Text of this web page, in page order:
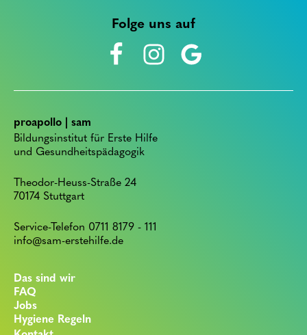
Folge uns auf
proapollo | sam
Bildungsinstitut für Erste Hilfe
und Gesundheitspädagogik
Theodor-Heuss-Straße 24
70174 Stuttgart
Service-Telefon 0711 8179 - 111
info@sam-erstehilfe.de
Das sind wir
FAQ
Jobs
Hygiene Regeln